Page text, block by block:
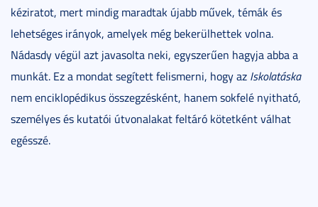
kéziratot, mert mindig maradtak újabb művek, témák és
lehetséges irányok, amelyek még bekerülhettek volna.
Nádasdy végül azt javasolta neki, egyszerűen hagyja abba a
munkát. Ez a mondat segített felismerni, hogy az Iskolatáska
nem enciklopédikus összegzésként, hanem sokfelé nyitható,
személyes és kutatói útvonalakat feltáró kötetként válhat
egésszé.